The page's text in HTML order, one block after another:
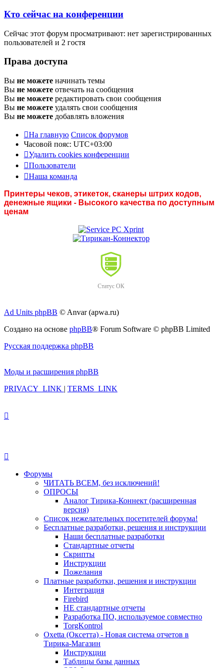
Кто сейчас на конференции
Сейчас этот форум просматривают: нет зарегистрированных
пользователей и 2 гостя
Права доступа
Вы не можете начинать темы
Вы не можете отвечать на сообщения
Вы не можете редактировать свои сообщения
Вы не можете удалять свои сообщения
Вы не можете добавлять вложения
На главную Список форумов
Часовой пояс: UTC+03:00
Удалить cookies конференции
Пользователи
Наша команда
Принтеры чеков, этикеток, сканеры штрих кодов,
денежные ящики - Высокого качества по доступным
ценам
Статус ОК
Ad Units phpBB © Anvar (apwa.ru)
Создано на основе phpBB® Forum Software © phpBB Limited
Русская поддержка phpBB
Моды и расширения phpBB
PRIVACY_LINK | TERMS_LINK
Форумы
ЧИТАТЬ ВСЕМ, без исключений!
ОПРОСЫ
Аналог Тирика-Коннект (расширенная
версия)
Список нежелательных посетителей форума!
Бесплатные разработки, решения и инструкции
Наши бесплатные разработки
Стандартные отчеты
Скрипты
Инструкции
Пожелания
Платные разработки, решения и инструкции
Интеграция
Firebird
НЕ стандартные отчеты
Разработка ПО, используемое совместно
TorgKontrol
Oxetta (Оксетта) - Новая система отчетов в
Тирика-Магазин
Инструкции
Таблицы базы данных